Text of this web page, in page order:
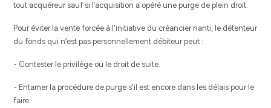
tout acquéreur sauf si l’acquisition a opéré une purge de plein droit.
Pour éviter la vente forcée à l'initiative du créancier nanti, le détenteur
du fonds qui n’est pas personnellement débiteur peut :
- Contester le privilège ou le droit de suite.
- Entamer la procédure de purge s'il est encore dans les délais pour le
faire.